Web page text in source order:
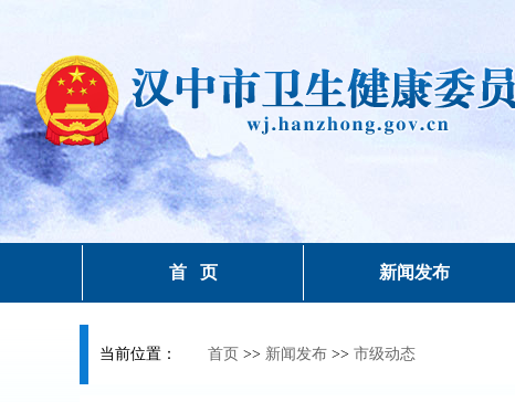
首 页 新闻发布
当前位置： 首页 >> 新闻发布 >> 市级动态